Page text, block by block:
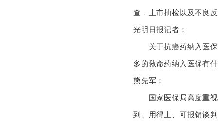
查，上市抽检以及不
光明日报记者：
关于抗癌药纳入医保
多的救命药纳入医保
熊先军：
国家医保局高度重视
到、用得上、可报销谈